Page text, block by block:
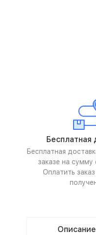
Бесплатная
Бесплатная
заказе на
Оплатить
Описание